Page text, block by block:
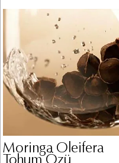
Moringa Oleifera
Tohum Özü
faaliyetlerinin
taleplerinin yerine
yürütülmesi (kimlik,
güvenliği, kozmetik
deneyim, sosyal
kayıtlar) (Hukuki sebep:
meşru menfaat)
xv. Mal satış sonrası
kapsamında memnun
ürünlere ilişkin
müşteri işlem, işlem